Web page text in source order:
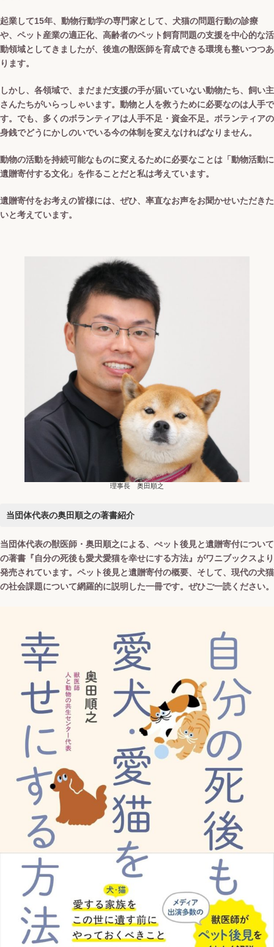
起業して15年、動物行動学の専門家として、犬猫の問題行動の診療
や、ペット産業の適正化、高齢者のペット飼育問題の支援を中心的な活
動領域としてきましたが、後進の獣医師を育成できる環境も整いつつあ
ります。
しかし、各領域で、まだまだ支援の手が届いていない動物たち、飼い主
さんたちがいらっしゃいます。動物と人を救うために必要なのは人手で
す。でも、多くのボランティアは人手不足・資金不足。ボランティアの
身銭でどうにかしのいでいる今の体制を変えなければなりません。
動物の活動を持続可能なものに変えるために必要なことは「動物活動に
遺贈寄付する文化」を作ることだと私は考えています。
遺贈寄付をお考えの皆様には、ぜひ、率直なお声をお聞かせいただきた
いと考えています。
理事長 奥田順之
当団体代表の奥田順之の著書紹介
当団体代表の獣医師・奥田順之による、ぺット後見と遺贈寄付について
の著書『自分の死後も愛犬愛猫を幸せにする方法』がワニブックスより
発売されています。ペット後見と遺贈寄付の概要、そして、現代の犬猫
の社会課題について網羅的に説明した一冊です。ぜひご一読ください。